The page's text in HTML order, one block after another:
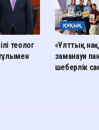
теолог
ҚҰҚЫҚ
«Ұлттық
заманауи
шеберлік